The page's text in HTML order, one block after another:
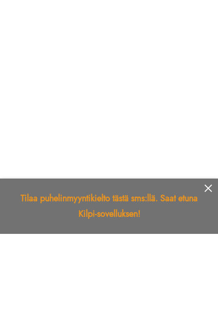
Tilaa puhelinmyyntikielto tästä sms:llä. Saat etuna
Kilpi-sovelluksen!